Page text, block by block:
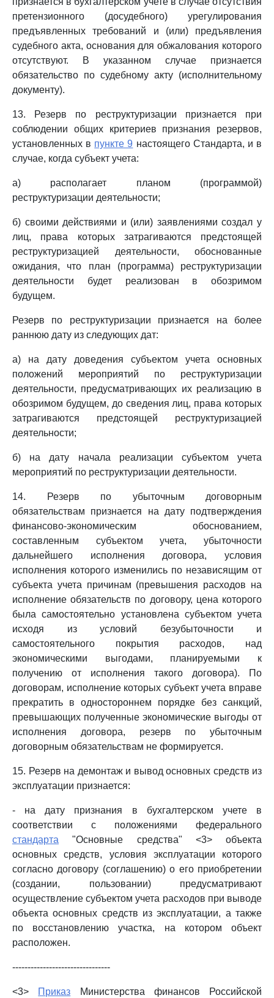
претензионного (досудебного) урегулирования
предъявленных требований и (или) предъявления
судебного акта, основания для обжалования которого
отсутствуют. В указанном случае признается
обязательство по судебному акту (исполнительному
документу).
13. Резерв по реструктуризации признается при
соблюдении общих критериев признания резервов,
установленных в пункте 9 настоящего Стандарта, и в
случае, когда субъект учета:
а) располагает планом (программой)
реструктуризации деятельности;
б) своими действиями и (или) заявлениями создал у
лиц, права которых затрагиваются предстоящей
реструктуризацией деятельности, обоснованные
ожидания, что план (программа) реструктуризации
деятельности будет реализован в обозримом
будущем.
Резерв по реструктуризации признается на более
раннюю дату из следующих дат:
а) на дату доведения субъектом учета основных
положений мероприятий по реструктуризации
деятельности, предусматривающих их реализацию в
обозримом будущем, до сведения лиц, права которых
затрагиваются предстоящей реструктуризацией
деятельности;
б) на дату начала реализации субъектом учета
мероприятий по реструктуризации деятельности.
14. Резерв по убыточным договорным
обязательствам признается на дату подтверждения
финансово-экономическим обоснованием,
составленным субъектом учета, убыточности
дальнейшего исполнения договора, условия
исполнения которого изменились по независящим от
субъекта учета причинам (превышения расходов на
исполнение обязательств по договору, цена которого
была самостоятельно установлена субъектом учета
исходя из условий безубыточности и
самостоятельного покрытия расходов, над
экономическими выгодами, планируемыми к
получению от исполнения такого договора). По
договорам, исполнение которых субъект учета вправе
прекратить в одностороннем порядке без санкций,
превышающих полученные экономические выгоды от
исполнения договора, резерв по убыточным
договорным обязательствам не формируется.
15. Резерв на демонтаж и вывод основных средств из
эксплуатации признается:
- на дату признания в бухгалтерском учете в
соответствии с положениями федерального
стандарта "Основные средства" <3> объекта
основных средств, условия эксплуатации которого
согласно договору (соглашению) о его приобретении
(создании, пользовании) предусматривают
осуществление субъектом учета расходов при выводе
объекта основных средств из эксплуатации, а также
по восстановлению участка, на котором объект
расположен.
--------------------------------
<3> Приказ Министерства финансов Российской